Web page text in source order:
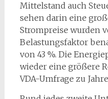
Mittelstand auch
sehen darin eine
Strompreise wurden
Belastungsfaktor
von 43 %. Die
wieder eine größere
VDA-Umfrage zu